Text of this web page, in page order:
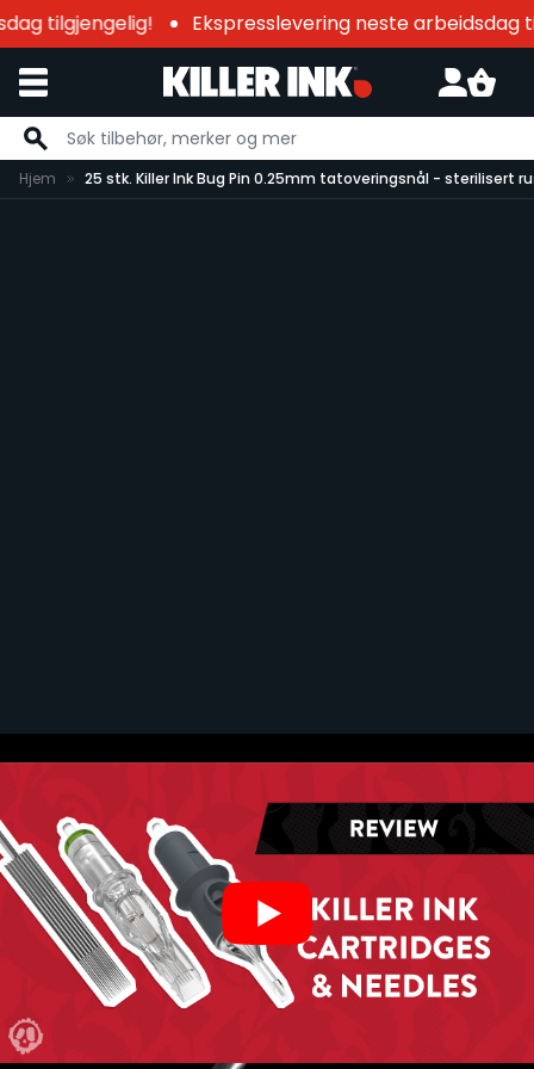
tilgjengelig! Ekspresslevering neste arbeidsdag
Hopp til innhold
Hjem 25 stk. Killer Ink Bug Pin 0.25mm tatoveringsnål - sterilisert